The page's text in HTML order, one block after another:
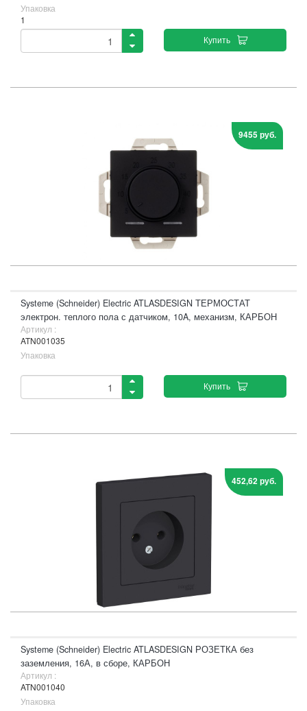
Упаковка
1
Купить
9455 руб.
Systeme (Schneider) Electric ATLASDESIGN ТЕРМОСТАТ
электрон. теплого пола с датчиком, 10A, механизм, КАРБОН
Артикул :
ATN001035
Упаковка
Купить
452,62 руб.
Systeme (Schneider) Electric ATLASDESIGN РОЗЕТКА без
заземления, 16А, в сборе, КАРБОН
Артикул :
ATN001040
Упаковка